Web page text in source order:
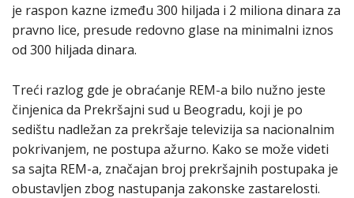
je raspon kazne između 300 hiljada i 2 miliona dinara za
pravno lice, presude redovno glase na minimalni iznos
od 300 hiljada dinara.
Treći razlog gde je obraćanje REM-a bilo nužno jeste
činjenica da Prekršajni sud u Beogradu, koji je po
sedištu nadležan za prekršaje televizija sa nacionalnim
pokrivanjem, ne postupa ažurno. Kako se može videti
sa sajta REM-a, značajan broj prekršajnih postupaka je
obustavljen zbog nastupanja zakonske zastarelosti.